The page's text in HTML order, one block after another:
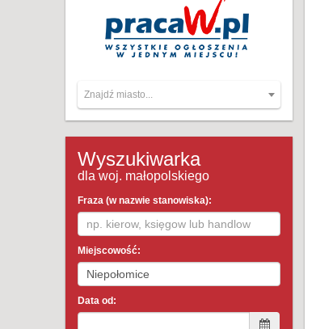
Znajdź miasto...
Wyszukiwarka
dla woj. małopolskiego
Fraza (w nazwie stanowiska):
Miejscowość:
Data od: